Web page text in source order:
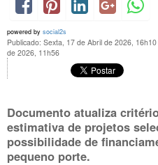
powered by social2s
Publicado: Sexta, 17 de Abril de 2026, 16h10
de 2026, 11h56
Documento atualiza
estimativa de projetos
possibilidade de
pequeno porte.